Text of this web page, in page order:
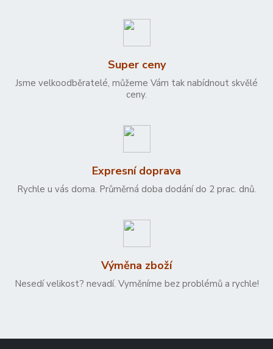
Super ceny
Jsme velkoodběratelé, můžeme Vám tak nabídnout skvělé
ceny.
Expresní doprava
Rychle u vás doma. Průměrná doba dodání do 2 prac. dnů.
Výměna zboží
Nesedí velikost? nevadí. Vyměníme bez problémů a rychle!